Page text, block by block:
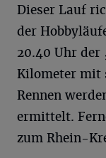
Dieser Lauf
der
20.40 Uhr der
Kilometer mit
Rennen
ermittelt.
zum Rhein-